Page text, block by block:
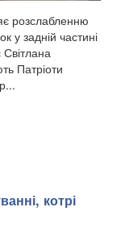
розслабленню
у задній частині
Патріоти
котрі